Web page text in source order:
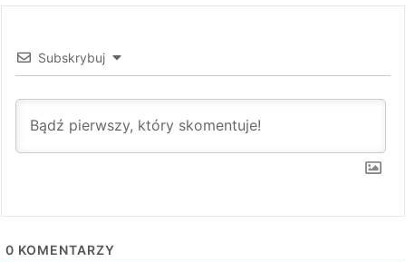
Subskrybuj
0 KOMENTARZY